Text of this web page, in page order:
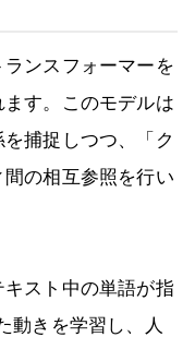
ンスフォーマーを
す。このモデルは
を捕捉しつつ、「ク
の相互参照を行い
スト中の単語が指
動きを学習し、人